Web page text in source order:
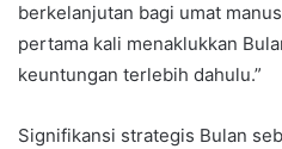
berkelanjutan bagi umat
pertama kali menaklukkan
keuntungan terlebih dahulu.”
Signifikansi strategis Bulan